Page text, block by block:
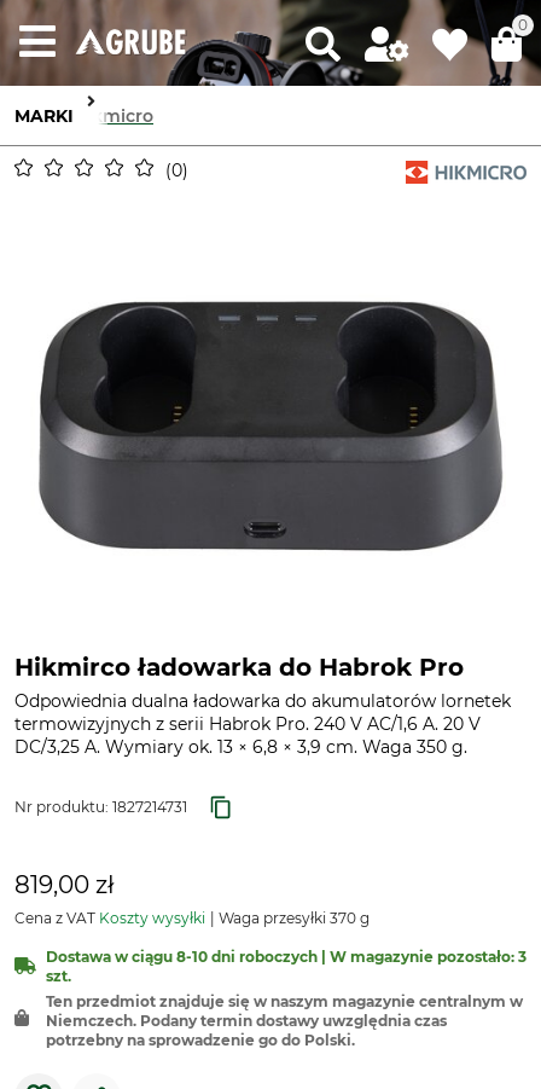
0
MARKI Hikmicro
0
Hikmirco ładowarka do Habrok Pro
Odpowiednia dualna ładowarka do akumulatorów lornetek
termowizyjnych z serii Habrok Pro. 240 V AC/1,6 A. 20 V
DC/3,25 A. Wymiary ok. 13 × 6,8 × 3,9 cm. Waga 350 g.
Nr produktu: 1827214731
819,00 zł
Cena z VAT Koszty wysyłki Waga przesyłki 370 g
Dostawa w ciągu 8-10 dni roboczych | W magazynie pozostało: 3
szt.
Ten przedmiot znajduje się w naszym magazynie centralnym w
Niemczech. Podany termin dostawy uwzględnia czas
potrzebny na sprowadzenie go do Polski.